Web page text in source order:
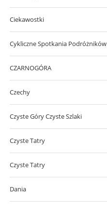
Ciekawostki
Cykliczne Spotkania Podróżników
CZARNOGÓRA
Czechy
Czyste Góry Czyste Szlaki
Czyste Tatry
Czyste Tatry
Dania